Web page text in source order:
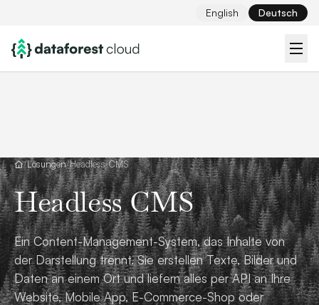
English Deutsch
/Lösungen/Headless CMS
Headless CMS
Ein Content-Management-System, das Inhalte von
der Darstellung trennt. Sie erstellen Texte, Bilder und
Daten an einem Ort und liefern alles per API an Ihre
Website, Mobile App, E-Commerce-Shop oder